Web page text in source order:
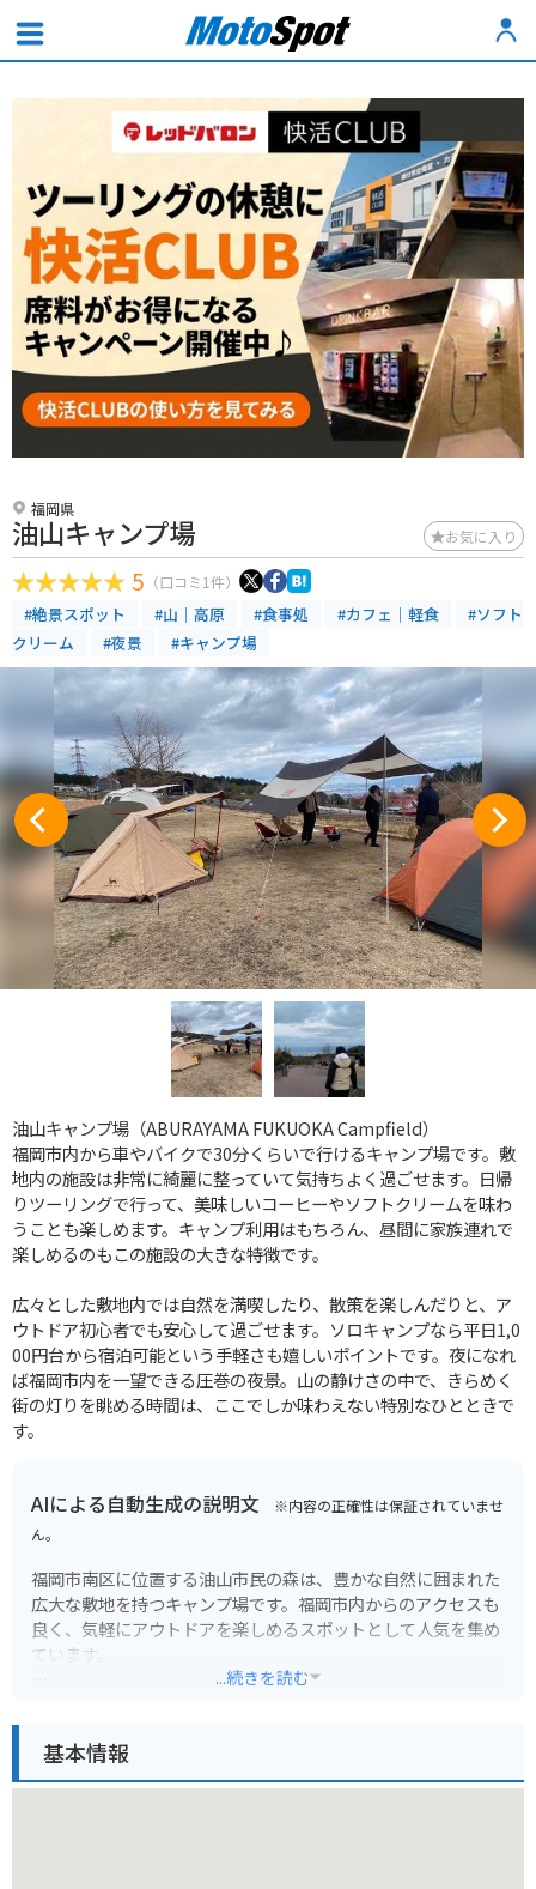
福岡県
油山キャンプ場 お気に入り
5 （口コミ1件）
#絶景スポット #山｜高原 #食事処 #カフェ｜軽食
#ソフト
クリーム
#夜景 #キャンプ場
油山キャンプ場（ABURAYAMA FUKUOKA Campfield）
福岡市内から車やバイクで30分くらいで行けるキャンプ場です。敷
地内の施設は非常に綺麗に整っていて気持ちよく過ごせます。日帰
りツーリングで行って、美味しいコーヒーやソフトクリームを味わ
うことも楽しめます。キャンプ利用はもちろん、昼間に家族連れで
楽しめるのもこの施設の大きな特徴です。
広々とした敷地内では自然を満喫したり、散策を楽しんだりと、ア
ウトドア初心者でも安心して過ごせます。ソロキャンプなら平日1,0
00円台から宿泊可能という手軽さも嬉しいポイントです。夜になれ
ば福岡市内を一望できる圧巻の夜景。山の静けさの中で、きらめく
街の灯りを眺める時間は、ここでしか味わえない特別なひとときで
す。
AIによる自動生成の説明文 ※内容の正確性は保証されていませ
ん。
福岡市南区に位置する油山市民の森は、豊かな自然に囲まれた
広大な敷地を持つキャンプ場です。福岡市内からのアクセスも
良く、気軽にアウトドアを楽しめるスポットとして人気を集め
ています。
す。各サイトにはテーブルやイス、焚き火台などが完備されて
おり、手ぶらで訪れても快適に過ごせるのが魅力です。また、
...続きを読む
基本情報